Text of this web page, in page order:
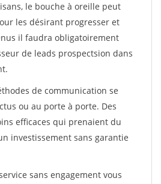
le bouche à oreille peut
les désirant progresser et
il faudra obligatoirement
de leads prospectsion dans
de communication se
ou au porte à porte. Des
efficaces qui prenaient du
investissement sans garantie
sans engagement vous